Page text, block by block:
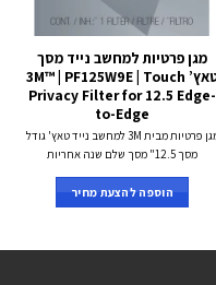
מגן פרטיות למחשב נייד מסך
טאץ’ 3M™ | PF125W9E | Touch
Privacy Filter for 12.5 Edge-
to-Edge
מגן פרטיות מבית 3M למחשב נייד טאץ' גודל
מסך 12.5" מסך שלם שנה אחריות
הוספה להצעת מחיר